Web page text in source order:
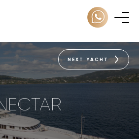
NEXT YACHT